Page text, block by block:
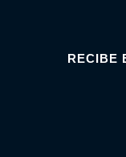
RECIBE